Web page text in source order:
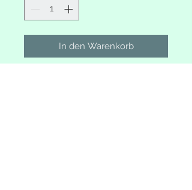
In den Warenkorb